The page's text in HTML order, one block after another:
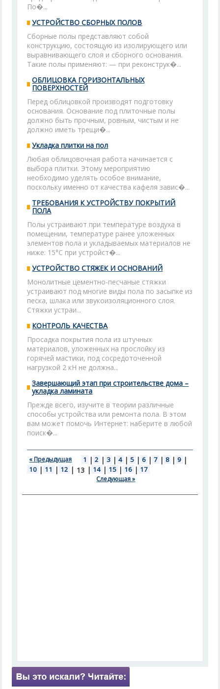
По�...
УСТРОЙСТВО СБОРНЫХ ПОЛОВ
Сборные полы представляют собой
конструкцию, состоящую из изолирующего или
выравнивающего слоя и сборного основания.
Такие полы применяют: — при реконструк�...
ОБЛИЦОВКА ГОРИЗОНТАЛЬНЫХ
ПОВЕРХНОСТЕЙ
Перед облицовкой производят подготовку
основания. Основание под плиточные полы
должно быть прочным, ровным, чистым и не
должно иметь трещи�...
Укладка плитки на пол
Любая облицовочная работа начинается с
выбора плитки. Этому мероприятию
необходимо уделять особое внимание,
поскольку именно от качества кафеля завис�...
ТРЕБОВАНИЯ К УСТРОЙСТВУ ПОКРЫТИЙ
ПОЛА
Полы устраивают при температуре воздуха в
помещении, температуре ранее уложенных
элементов пола и укладываемых материалов не
ниже: 15°С при устройст�...
УСТРОЙСТВО СТЯЖЕК И ОСНОВАНИЙ
Монолитные цементно-песчаные стяжки
устраивают под многие виды пола по засыпке из
песка, шлака или звукоизоляционного слоя.
Стяжки устраи...
КОНТРОЛЬ КАЧЕСТВА
Просадка покрытия пола из штучных
материалов, уложенных на прослойку из
горячей мастики, под сосредоточенной
нагрузкой 2 кН не должна...
Завершающий этап при строительстве дома –
укладка ламината
Прежде всего, изучите в теории различные
способы устройства или ремонта пола. В этом
вам может помочь Интернет: наберите в любой
поиск�...
« Предыдущая 1 | 2 | 3 | 4 | 5 | 6 | 7 | 8 | 9 |
10 | 11 | 12 | 13 | 14 | 15 | 16 | 17
Следующая »